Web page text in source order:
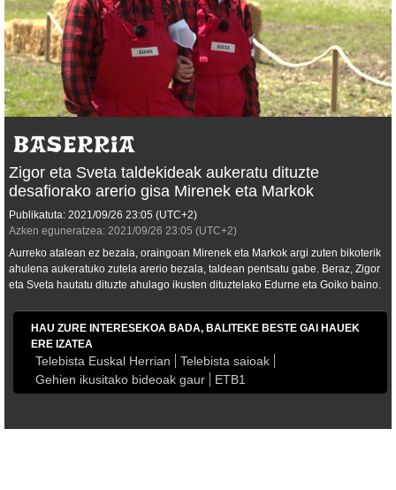
Zigor eta Sveta taldekideak aukeratu dituzte
desafiorako arerio gisa Mirenek eta Markok
Publikatuta: 2021/09/26 23:05 (UTC+2)
Azken eguneratzea: 2021/09/26 23:05 (UTC+2)
Aurreko atalean ez bezala, oraingoan Mirenek eta Markok argi zuten bikoterik
ahulena aukeratuko zutela arerio bezala, taldean pentsatu gabe. Beraz, Zigor
eta Sveta hautatu dituzte ahulago ikusten dituztelako Edurne eta Goiko baino.
HAU ZURE INTERESEKOA BADA, BALITEKE BESTE GAI HAUEK
ERE IZATEA
Telebista Euskal Herrian
Telebista saioak
Gehien ikusitako bideoak gaur
ETB1